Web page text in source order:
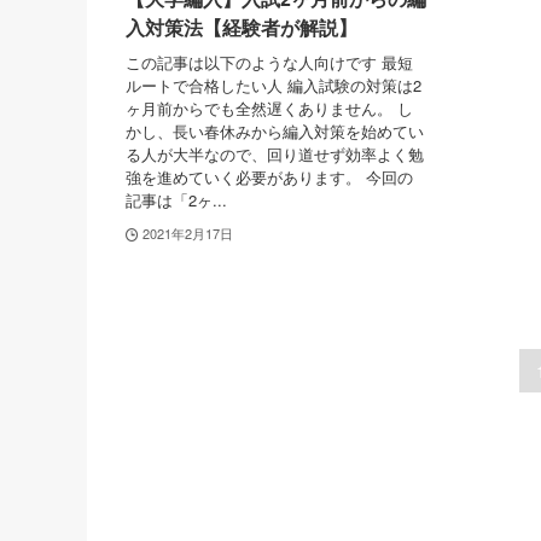
入対策法【経験者が解説】
この記事は以下のような人向けです 最短
ルートで合格したい人 編入試験の対策は2
ヶ月前からでも全然遅くありません。 し
かし、長い春休みから編入対策を始めてい
る人が大半なので、回り道せず効率よく勉
強を進めていく必要があります。 今回の
記事は「2ヶ...
2021年2月17日
1